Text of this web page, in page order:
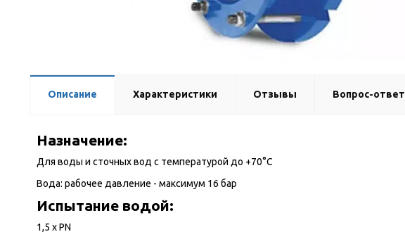
Описание Характеристики Отзывы Вопрос-ответ
Назначение:
Для воды и сточных вод с температурой до +70°С
Вода: рабочее давление - максимум 16 бар
Испытание водой:
1,5 х PN